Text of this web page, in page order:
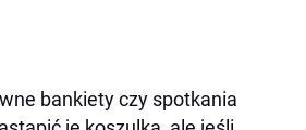
bankiety czy spotkania